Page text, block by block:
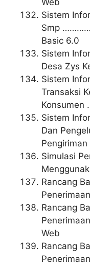
Web
Sistem
Smp
Basic 6.0
Sistem
Desa Zys
Sistem
Transaksi
Sistem
Dan
Simulasi
Rancang
Rancang
Web
Rancang